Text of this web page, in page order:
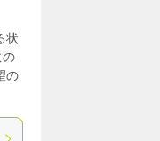
状
の
の